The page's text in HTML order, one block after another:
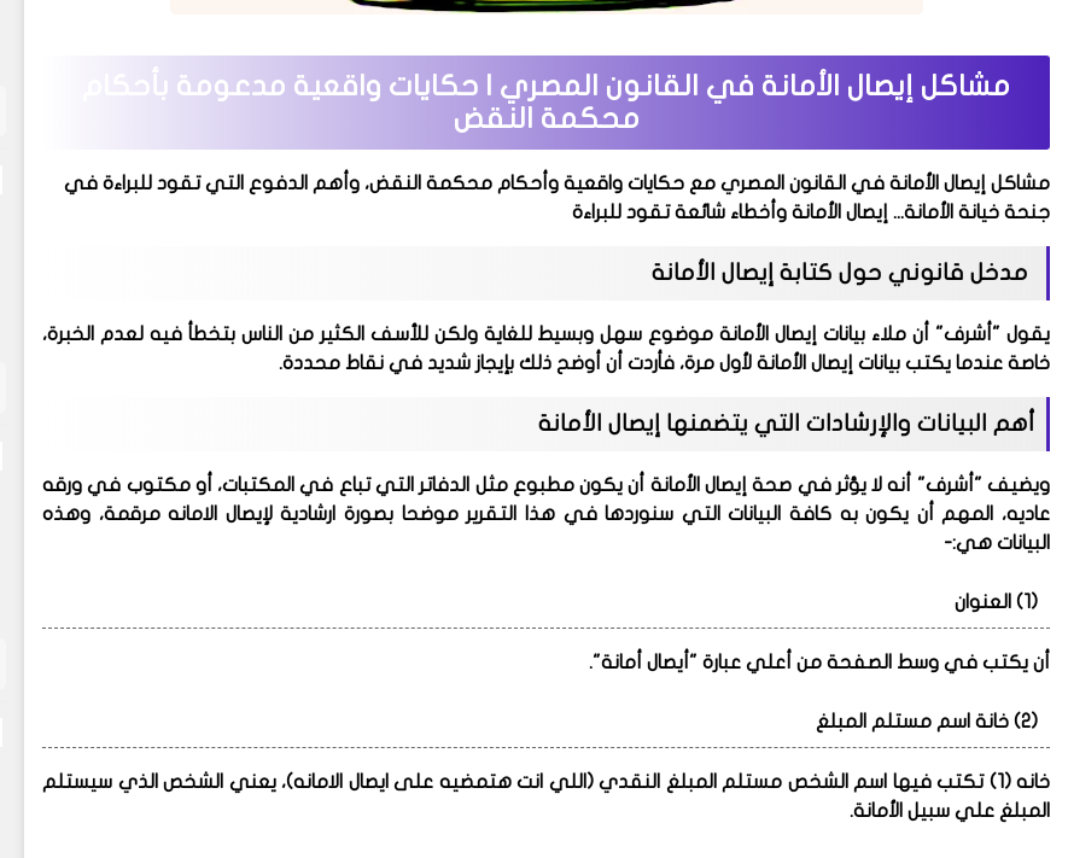
مشاكل إيصال الأمانة في القانون المصري | حكايات واقعية مدعومة بأحكام
محكمة النقض
مشاكل إيصال الأمانة في القانون المصري مع حكايات واقعية وأحكام محكمة النقض، وأهم الدفوع التي تقود للبراءة في
جنحة خيانة الأمانة... إيصال الأمانة وأخطاء شائعة تقود للبراءة
مدخل قانوني حول كتابة إيصال الأمانة
يقول "أشرف" أن ملاء بيانات إيصال الأمانة موضوع سهل وبسيط للغاية ولكن للأسف الكثير من الناس بتخطأ فيه لعدم الخبرة،
خاصة عندما يكتب بيانات إيصال الأمانة لأول مرة، فأردت أن أوضح ذلك بإيجاز شديد في نقاط محددة.
أهم البيانات والإرشادات التي يتضمنها إيصال الأمانة
ويضيف "أشرف" أنه لا يؤثر في صحة إيصال الأمانة أن يكون مطبوع مثل الدفاتر التي تباع في المكتبات، أو مكتوب في ورقه
عاديه، المهم أن يكون به كافة البيانات التي سنوردها في هذا التقرير موضحا بصورة ارشادية لإيصال الامانه مرقمة، وهذه
البيانات هي:-
(1) العنوان
أن يكتب في وسط الصفحة من أعلي عبارة "أيصال أمانة".
(2) خانة اسم مستلم المبلغ
خانه (1) تكتب فيها اسم الشخص مستلم المبلغ النقدي (اللي انت هتمضيه على ايصال الامانه)، يعني الشخص الذي سيستلم
المبلغ علي سبيل الأمانة.